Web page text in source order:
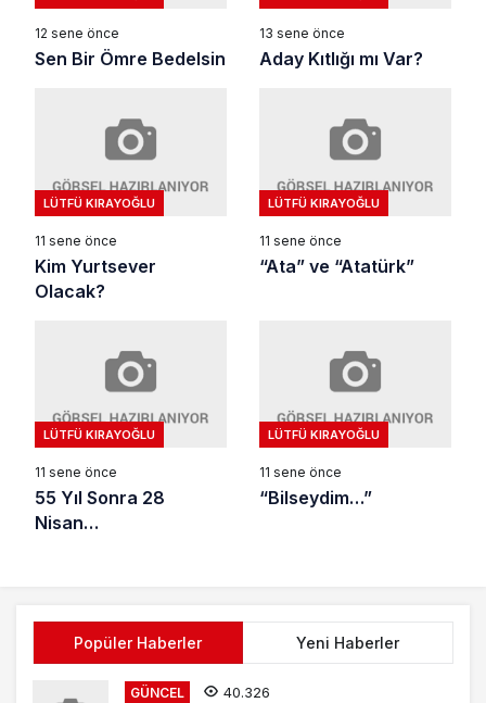
12 sene önce
Sen Bir Ömre Bedelsin
13 sene önce
Aday Kıtlığı mı Var?
LÜTFÜ KIRAYOĞLU
11 sene önce
Kim Yurtsever
Olacak?
LÜTFÜ KIRAYOĞLU
11 sene önce
“Ata” ve “Atatürk”
LÜTFÜ KIRAYOĞLU
11 sene önce
55 Yıl Sonra 28
Nisan…
LÜTFÜ KIRAYOĞLU
11 sene önce
“Bilseydim…”
Popüler Haberler Yeni Haberler
GÜNCEL 40.326